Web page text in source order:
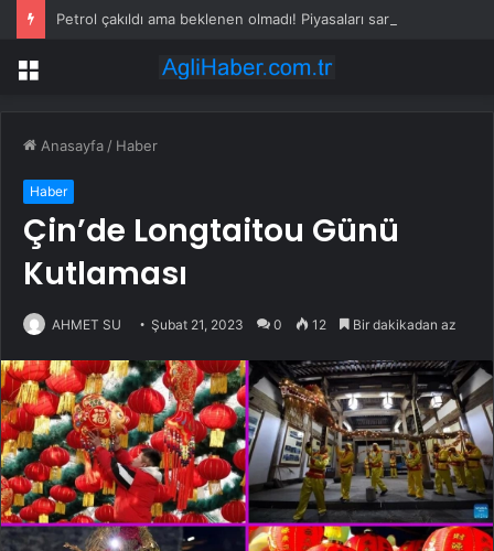
Menü
Anasayfa / Haber
Haber
Çin’de Longtaitou Günü
Kutlaması
AHMET SU Şubat 21, 2023 0 12 Bir dakikadan az